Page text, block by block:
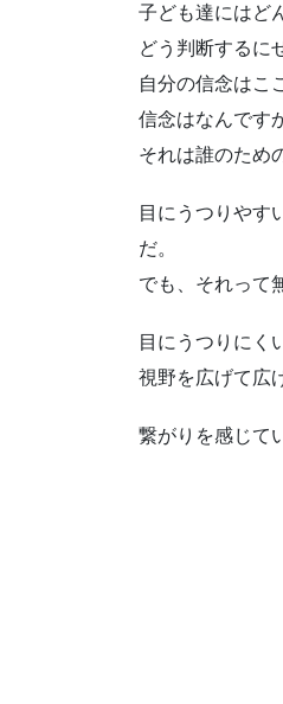
子ども達にはど
どう判断するに
自分の信念はこ
信念はなんです
それは誰のため
目にうつりやす
だ。
でも、それって
目にうつりにく
視野を広げて広
繋がりを感じて